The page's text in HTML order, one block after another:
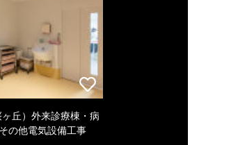
丘）外来診療棟・病
の他電気設備工事